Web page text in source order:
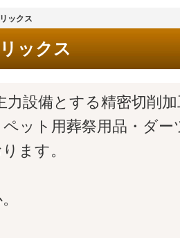
ックス
ックス
力設備とする精密切削
ット用葬祭用品・ダ
ます。